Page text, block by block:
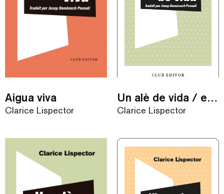
Aigua viva
Clarice Lispector
Un alè de vida / eBook
Clarice Lispector